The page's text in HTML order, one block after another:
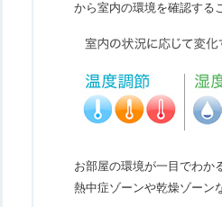
から室内の環境を確認する
お部屋の環境が一目でわか
熱中症ゾーンや乾燥ゾーン